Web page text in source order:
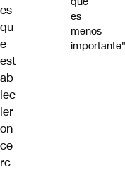
es
qu
e
est
ab
lec
ier
on
ce
rc
es
menos
importante"